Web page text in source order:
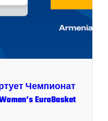
Чемпионат
EuroBasket